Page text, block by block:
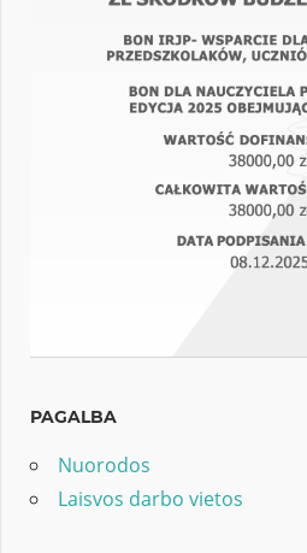
PAGALBA
Nuorodos
Laisvos darbo vietos